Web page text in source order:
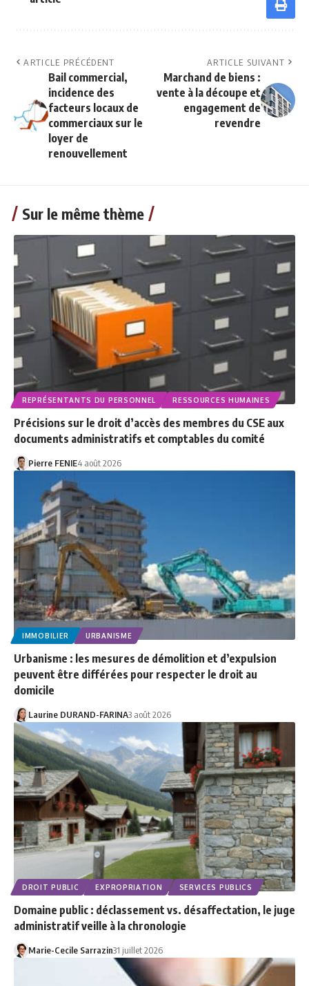
ARTICLE PRÉCÉDENT
Bail commercial,
incidence des
facteurs locaux de
commerciaux sur le
loyer de
renouvellement
ARTICLE SUIVANT
Marchand de biens :
vente à la découpe et
engagement de
revendre
Sur le même thème
REPRÉSENTANTS DU PERSONNEL RESSOURCES HUMAINES
Précisions sur le droit d’accès des membres du CSE aux
documents administratifs et comptables du comité
Pierre FENIE4 août 2026
IMMOBILIER URBANISME
Urbanisme : les mesures de démolition et d’expulsion
peuvent être différées pour respecter le droit au
domicile
Laurine DURAND-FARINA3 août 2026
DROIT PUBLIC EXPROPRIATION SERVICES PUBLICS
Domaine public : déclassement vs. désaffectation, le juge
administratif veille à la chronologie
Marie-Cecile Sarrazin31 juillet 2026